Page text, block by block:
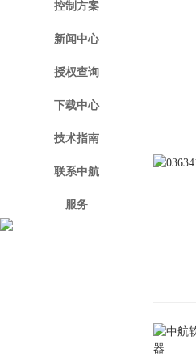
控制方案
新闻中心
授权查询
下载中心
技术指南
联系中航
服务